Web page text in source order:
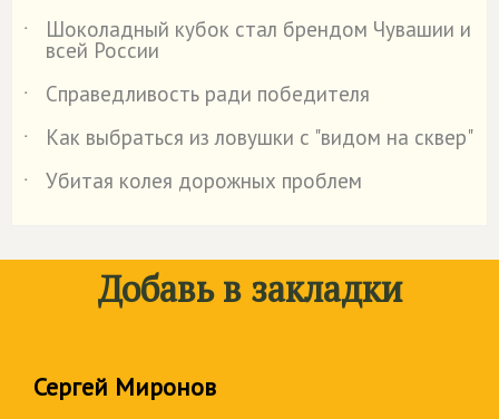
˙
Шоколадный кубок стал брендом Чувашии и
всей России
˙
Справедливость ради победителя
˙
Как выбраться из ловушки с "видом на сквер"
˙
Убитая колея дорожных проблем
Добавь в закладки
Сергей Миронов